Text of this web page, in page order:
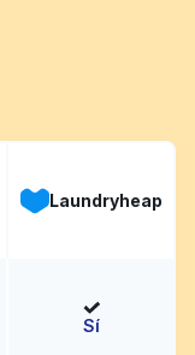
Laundryheap
Sí